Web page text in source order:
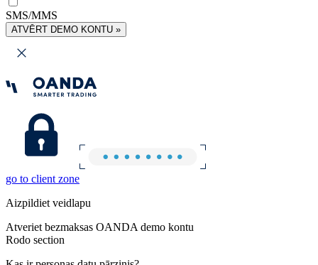
SMS/MMS
ATVĒRT DEMO KONTU »
go to client zone
Aizpildiet veidlapu
Atveriet bezmaksas OANDA demo kontu
Rodo section